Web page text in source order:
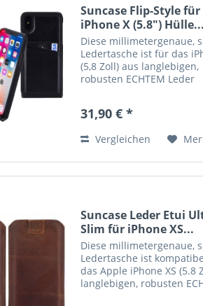
Suncase Flip-Style für
iPhone X (5.8") Hülle...
Diese millimetergenaue,
Ledertasche ist für das
(5,8 Zoll) aus langlebigen,
robusten ECHTEM Leder
hergestellt und reinigt das
robuste...
31,90 € *
Vergleichen
Suncase Leder Etui
Slim für iPhone XS...
Diese millimetergenaue,
Ledertasche ist
das Apple iPhone XS (5.8
langlebigen, robusten